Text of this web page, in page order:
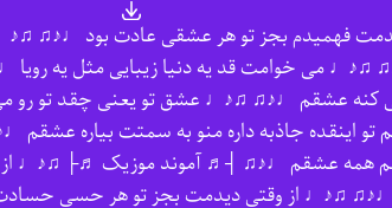
فهمیدم بجز تو هر عشقی عادت بود ♩♪♫
می خوامت قد یه دنیا زیبایی مثل یه
می کنه عشقم ♩♪♫ ♫♪♩ عشق تو یعنی چقد تو رو
اینقده جاذبه داره منو به سمتت بیاره
همه عشقم ♩♪♫ ┤♬ آموند موزیک ♬├ ♫♪♩ از
♫♪♩ از وقتی دیدمت بجز تو هر حسی